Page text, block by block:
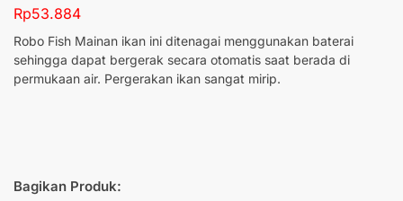
Rp53.884
Robo Fish Mainan ikan ini ditenagai menggunakan baterai
sehingga dapat bergerak secara otomatis saat berada di
permukaan air. Pergerakan ikan sangat mirip.
Bagikan Produk: